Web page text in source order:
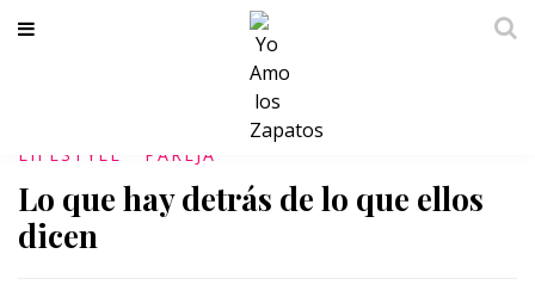
LIFESTYLE PAREJA
Lo que hay detrás de lo que ellos
dicen